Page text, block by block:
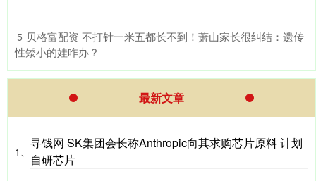
5 ​贝格富配资 不打针一米五都长不到！萧山家长很纠结：遗传
性矮小的娃咋办？
最新文章
1、
寻钱网 SK集团会长称Anthropic向其求购芯片原料 计划
自研芯片